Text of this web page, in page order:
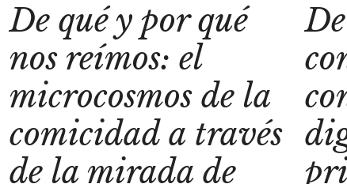
De qué y por qué
nos reímos: el
microcosmos de la
comicidad a través
de la mirada de